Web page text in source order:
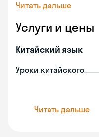
Читать дальше
Услуги и цены
Китайский язык
Уроки китайского
Читать дальше